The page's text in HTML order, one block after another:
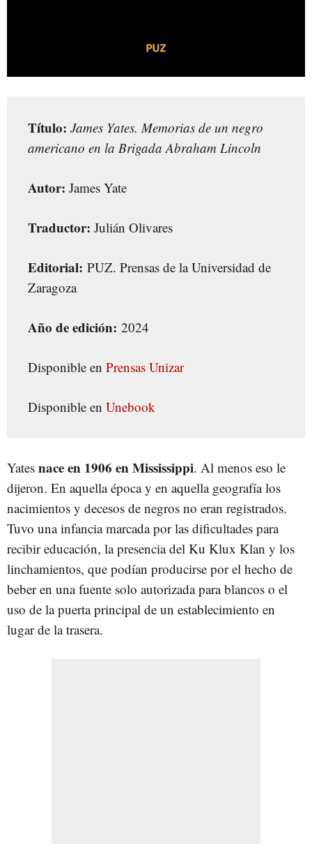
Título: James Yates. Memorias de un negro
americano en la Brigada Abraham Lincoln
Autor: James Yate
Traductor: Julián Olivares
Editorial: PUZ. Prensas de la Universidad de
Zaragoza
Año de edición: 2024
Disponible en Prensas Unizar
Disponible en Unebook
Yates nace en 1906 en Mississippi. Al menos eso le
dijeron. En aquella época y en aquella geografía los
nacimientos y decesos de negros no eran registrados.
Tuvo una infancia marcada por las dificultades para
recibir educación, la presencia del Ku Klux Klan y los
linchamientos, que podían producirse por el hecho de
beber en una fuente solo autorizada para blancos o el
uso de la puerta principal de un establecimiento en
lugar de la trasera.